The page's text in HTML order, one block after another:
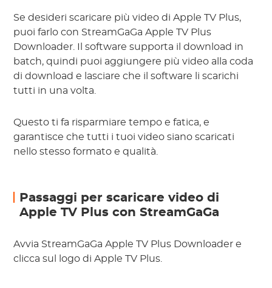
Se desideri scaricare più video di Apple TV Plus,
puoi farlo con StreamGaGa Apple TV Plus
Downloader. Il software supporta il download in
batch, quindi puoi aggiungere più video alla coda
di download e lasciare che il software li scarichi
tutti in una volta.
Questo ti fa risparmiare tempo e fatica, e
garantisce che tutti i tuoi video siano scaricati
nello stesso formato e qualità.
Passaggi per scaricare video di
Apple TV Plus con StreamGaGa
Avvia StreamGaGa Apple TV Plus Downloader e
clicca sul logo di Apple TV Plus.